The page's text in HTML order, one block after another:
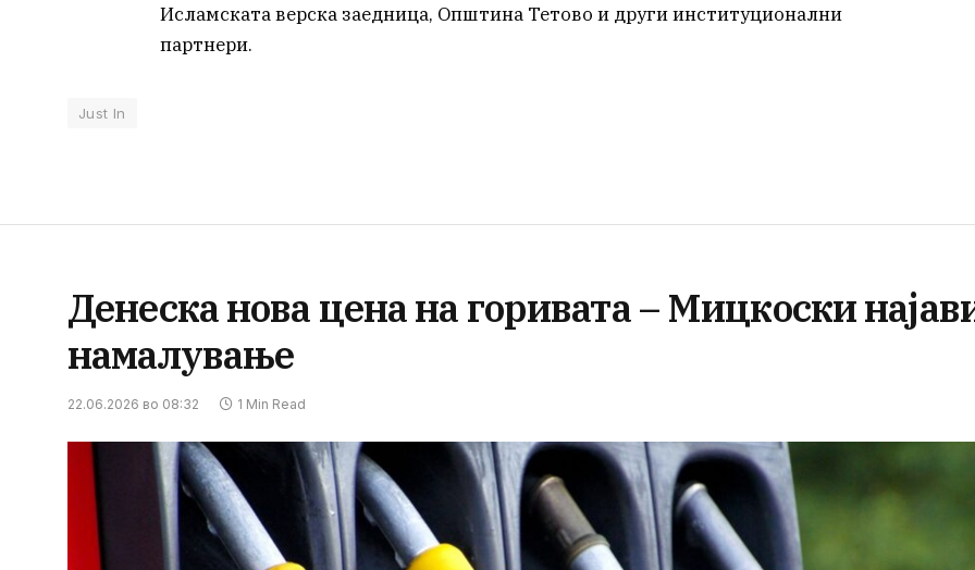
Исламската верска заедница, Општина Тетово и други институционални
партнери.
Just In
Денеска нова цена на горивата – Мицкоски
намалување
22.06.2026 во 08:32 1 Min Read